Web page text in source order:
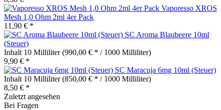
Vaporesso XROS
Mesh 1,0 Ohm 2ml 4er Pack
11,90 € *
SC Aroma Blaubeere 10ml
(Steuer)
Inhalt 10 Milliliter(990,00 € * / 1000 Milliliter)
9,90 € *
SC Maracuja 6mg 10ml (Steuer)
Inhalt 10 Milliliter(850,00 € * / 1000 Milliliter)
8,50 € *
Zuletzt angesehen
Bei Fragen